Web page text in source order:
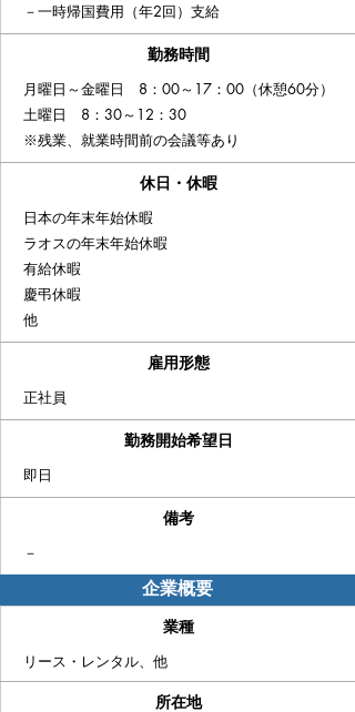
－一時帰国費用（年2回）支給
月曜日～金曜日 8：00～17：00（休憩60分）
土曜日 8：30～12：30
※残業、就業時間前の会議等あり
​勤務時間
日本の年末年始休暇
ラオスの年末年始休暇
有給休暇
慶弔休暇
他
休日・休暇
正社員
​雇用形態
即日
勤務開始希望日
－
備考
企業概要
リース・レンタル、他
業種
​所在地